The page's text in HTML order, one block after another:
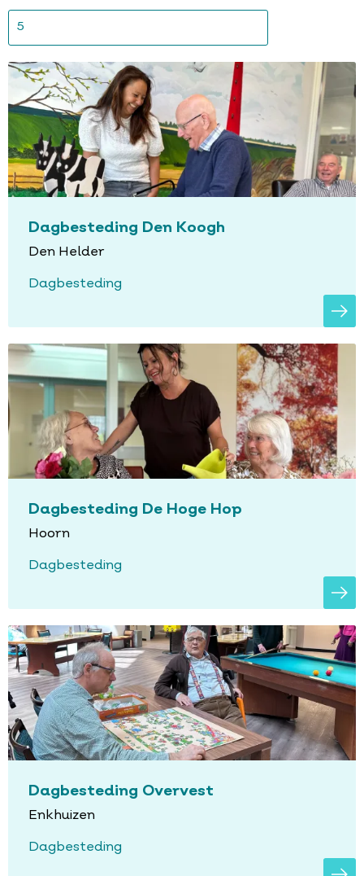
postcode
Dagbesteding Den Koogh
Den Helder
Dagbesteding
Dagbesteding De Hoge Hop
Hoorn
Dagbesteding
Dagbesteding Overvest
Enkhuizen
Dagbesteding